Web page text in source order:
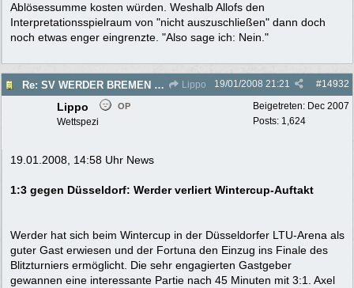
Ablösessumme kosten würden. Weshalb Allofs den
Interpretationsspielraum von "nicht auszuschließen" dann doch
noch etwas enger eingrenzte. "Also sage ich: Nein."
Re: SV WERDER BREMEN 2007/2008 - Rückrunde Lippo #14932
19/01/2008 21:21
Beigetreten: Dec 2007
Posts: 1,624
Lippo OP
Wettspezi
19.01.2008, 14:58 Uhr News
1:3 gegen Düsseldorf: Werder verliert Wintercup-Auftakt
Werder hat sich beim Wintercup in der Düsseldorfer LTU-Arena als
guter Gast erwiesen und der Fortuna den Einzug ins Finale des
Blitzturniers ermöglicht. Die sehr engagierten Gastgeber
gewannen eine interessante Partie nach 45 Minuten mit 3:1. Axel